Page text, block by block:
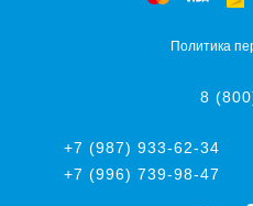
Политика
8
+7 (987) 933-62-34
+7 (996) 739-98-47